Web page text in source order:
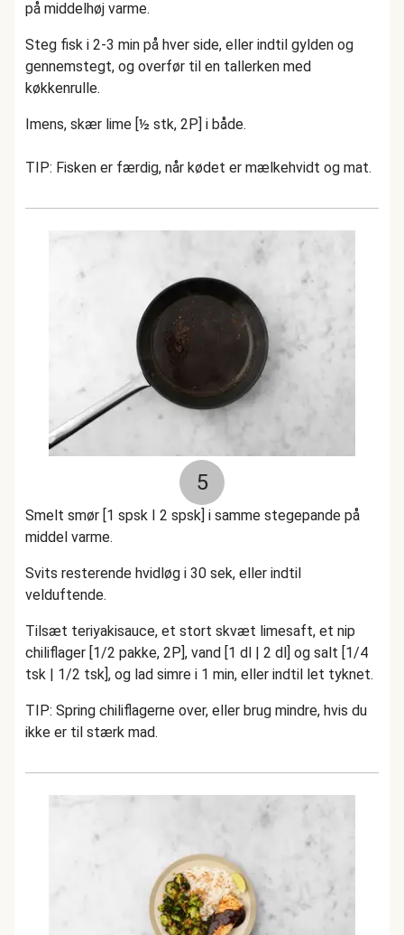
på middelhøj varme.
Steg fisk i 2-3 min på hver side, eller indtil gylden og
gennemstegt, og overfør til en tallerken med
køkkenrulle.
Imens, skær lime [½ stk, 2P] i både.
TIP: Fisken er færdig, når kødet er mælkehvidt og mat.
5
Smelt smør [1 spsk I 2 spsk] i samme stegepande på
middel varme.
Svits resterende hvidløg i 30 sek, eller indtil
velduftende.
Tilsæt teriyakisauce, et stort skvæt limesaft, et nip
chiliflager [1/2 pakke, 2P], vand [1 dl | 2 dl] og salt [1/4
tsk | 1/2 tsk], og lad simre i 1 min, eller indtil let tyknet.
TIP: Spring chiliflagerne over, eller brug mindre, hvis du
ikke er til stærk mad.